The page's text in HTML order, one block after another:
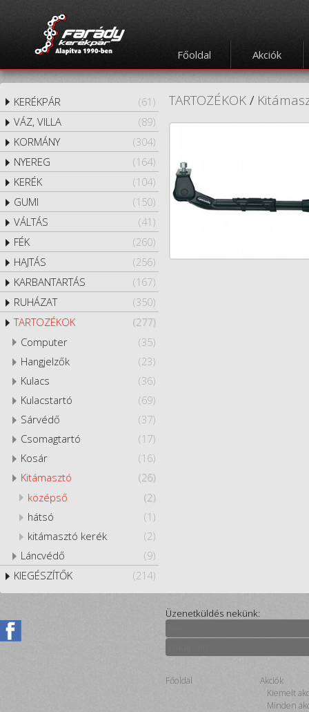
Főoldal Akciók
(61)
KERÉKPÁR
(89)
VÁZ, VILLA
(304)
KORMÁNY
(164)
NYEREG
(104)
KERÉK
(150)
GUMI
(41)
VÁLTÁS
(260)
FÉK
(256)
HAJTÁS
(167)
KARBANTARTÁS
(350)
RUHÁZAT
(277)
TARTOZÉKOK
(35)
Computer
(23)
Hangjelzők
(36)
Kulacs
(69)
Kulacstartó
(37)
Sárvédő
(17)
Csomagtartó
(16)
Kosár
(26)
Kitámasztó
(2)
középső
(1)
hátsó
(2)
kitámasztó kerék
(9)
Láncvédő
(214)
KIEGÉSZÍTŐK
TARTOZÉKOK/
Üzenetküldés nekünk:
Főoldal
Akciók
Kiemelt
Minden